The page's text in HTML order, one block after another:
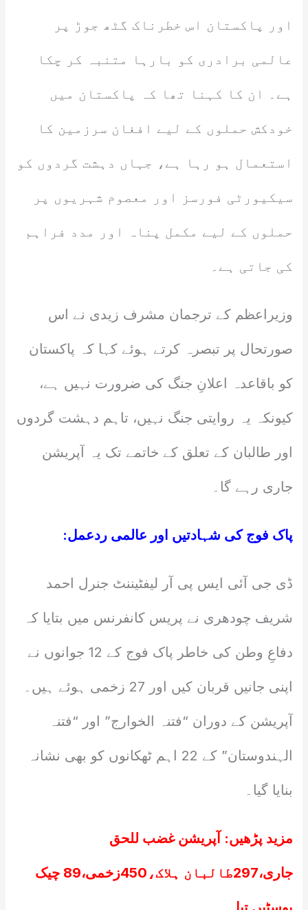
اور پاکستان اس خطرناک گٹھ جوڑ پر
عالمی برادری کو بارہا متنبہ کر چکا
ہے۔ ان کا کہنا تھا کہ پاکستان میں
خودکش حملوں کے لیے افغان سرزمین کا
استعمال ہو رہا ہے، جہاں دہشت گردوں کو
سیکیورٹی فورسز اور معصوم شہریوں پر
حملوں کے لیے مکمل پناہ اور مدد فراہم
کی جاتی ہے۔
وزیراعظم کے ترجمان مشرف زیدی نے اس
صورتحال پر تبصرہ کرتے ہوئے کہا کہ پاکستان
کو باقاعدہ اعلانِ جنگ کی ضرورت نہیں ہے،
کیونکہ یہ روایتی جنگ نہیں، تاہم دہشت گردوں
اور طالبان کے تعلق کے خاتمے تک یہ آپریشن
جاری رہے گا۔
پاک فوج کی شہادتیں اور عالمی ردعمل:
ڈی جی آئی ایس پی آر لیفٹیننٹ جنرل احمد
شریف چودھری نے پریس کانفرنس میں بتایا کہ
دفاعِ وطن کی خاطر پاک فوج کے 12 جوانوں نے
اپنی جانیں قربان کیں اور 27 زخمی ہوئے ہیں۔
آپریشن کے دوران “فتنہ الخوارج” اور “فتنہ
الہندوستان” کے 22 اہم ٹھکانوں کو بھی نشانہ
بنایا گیا۔
مزید پڑھیں: آپریشن غضب للحق
جاری،297طالبان ہلاک،450زخمی،89 چیک